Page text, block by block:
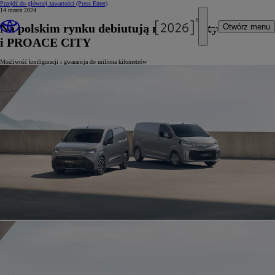
Przejdź do głównej zawartości (Press Enter)
Otwórz menu
14 marca 2024
Na polskim rynku debiutują nowe Toyoty PROACE
i PROACE CITY
Możliwość konfiguracji i gwarancja do miliona kilometrów